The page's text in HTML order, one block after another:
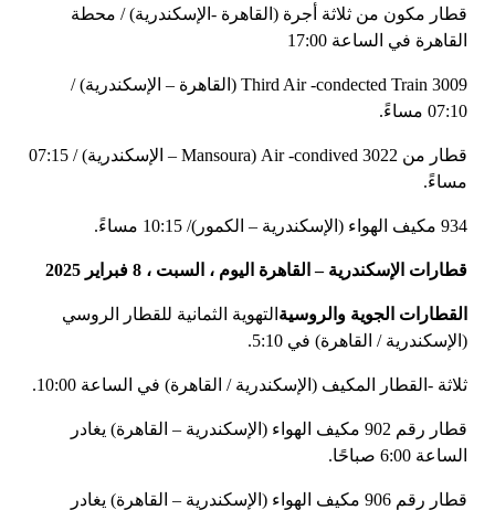
قطار مكون من ثلاثة أجرة (القاهرة -الإسكندرية) / محطة
القاهرة في الساعة 17:00
3009 Third Air -condected Train (القاهرة – الإسكندرية) /
07:10 مساءً.
قطار من 3022 Air -condived (Mansoura – الإسكندرية) / 07:15
مساءً.
934 مكيف الهواء (الإسكندرية – الكمور)/ 10:15 مساءً.
قطارات الإسكندرية – القاهرة اليوم ، السبت ، 8 فبراير 2025
القطارات الجوية والروسية التهوية الثمانية للقطار الروسي
(الإسكندرية / القاهرة) في 5:10.
ثلاثة -القطار المكيف (الإسكندرية / القاهرة) في الساعة 10:00.
قطار رقم 902 مكيف الهواء (الإسكندرية – القاهرة) يغادر
الساعة 6:00 صباحًا.
قطار رقم 906 مكيف الهواء (الإسكندرية – القاهرة) يغادر